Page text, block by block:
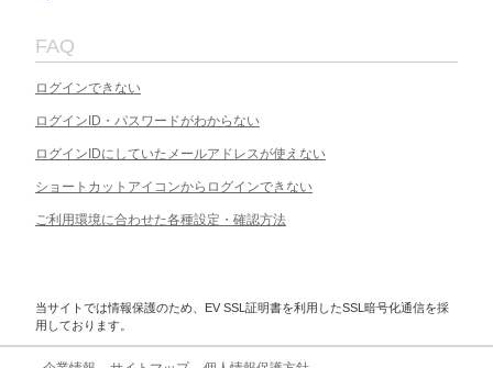
FAQ
ログインできない
ログインID・パスワードがわからない
ログインIDにしていたメールアドレスが使えない
ショートカットアイコンからログインできない
ご利用環境に合わせた各種設定・確認方法
当サイトでは情報保護のため、EV SSL証明書を利用したSSL暗号化通信を採
用しております。